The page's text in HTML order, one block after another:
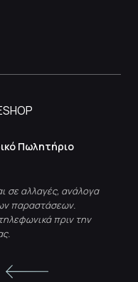
Πωλητήριο
σε αλλαγές, ανάλογα
παραστάσεων.
πριν την